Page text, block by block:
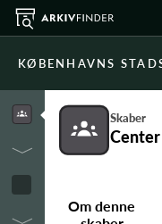
KØBENHAVNS
Skaber
Om denne